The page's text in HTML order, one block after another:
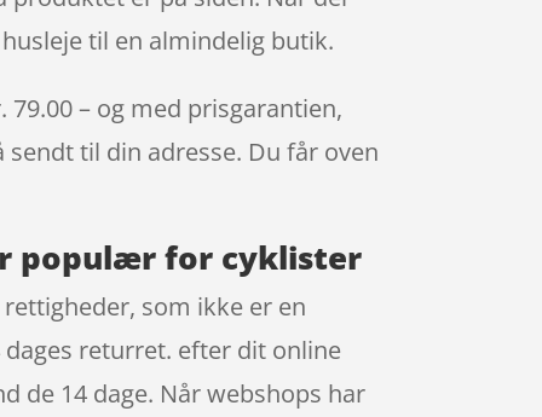
til en almindelig butik.
– og med prisgarantien,
til din adresse. Du får oven
populær for cyklister
som ikke er en
returret. efter dit online
de 14 dage. Når webshops har